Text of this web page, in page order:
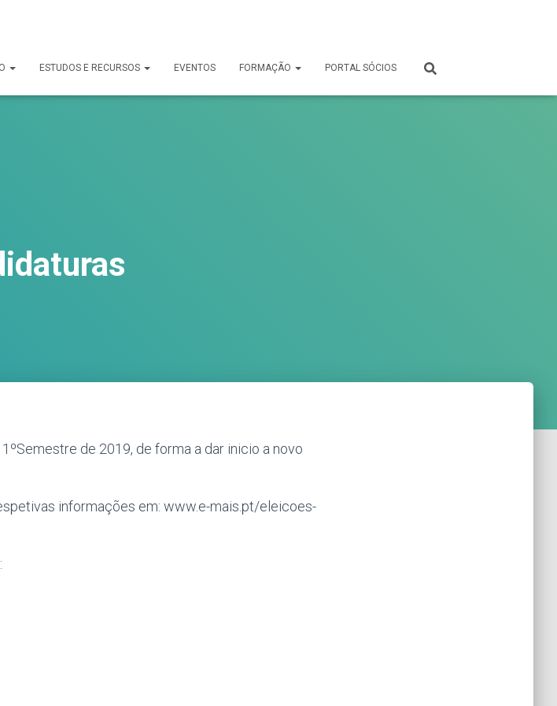
ESTUDOS E RECURSOS EVENTOS FORMAÇÃO PORTAL SÓCIOS
de 2019, de forma a dar inicio a novo
informações em: www.e-mais.pt/eleicoes-